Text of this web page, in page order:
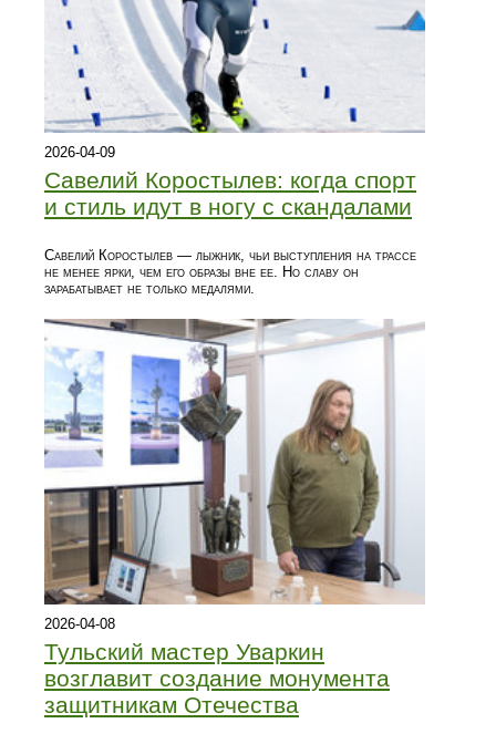
2026-04-09
Савелий Коростылев: когда спорт
и стиль идут в ногу с скандалами
Савелий Коростылев — лыжник, чьи выступления на трассе
не менее ярки, чем его образы вне ее. Но славу он
зарабатывает не только медалями.
2026-04-08
Тульский мастер Уваркин
возглавит создание монумента
защитникам Отечества